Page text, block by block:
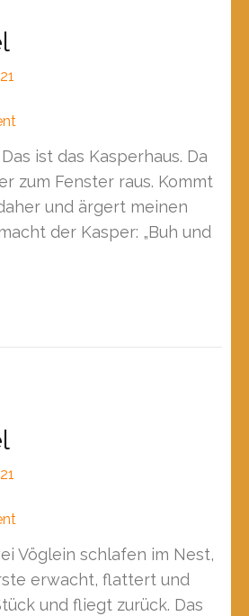
ist das Kasperhaus. Da
zum Fenster raus. Kommt
und ärgert meinen
der Kasper: „Buh und
Vöglein schlafen im Nest,
erwacht, flattert und
und fliegt zurück. Das